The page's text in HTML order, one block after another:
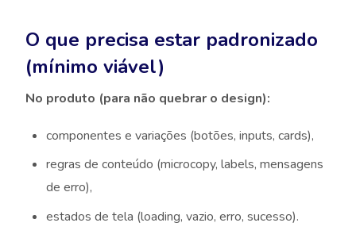
O que precisa estar padronizado
(mínimo viável)
No produto (para não quebrar o design):
componentes e variações (botões, inputs, cards),
regras de conteúdo (microcopy, labels, mensagens
de erro),
estados de tela (loading, vazio, erro, sucesso).